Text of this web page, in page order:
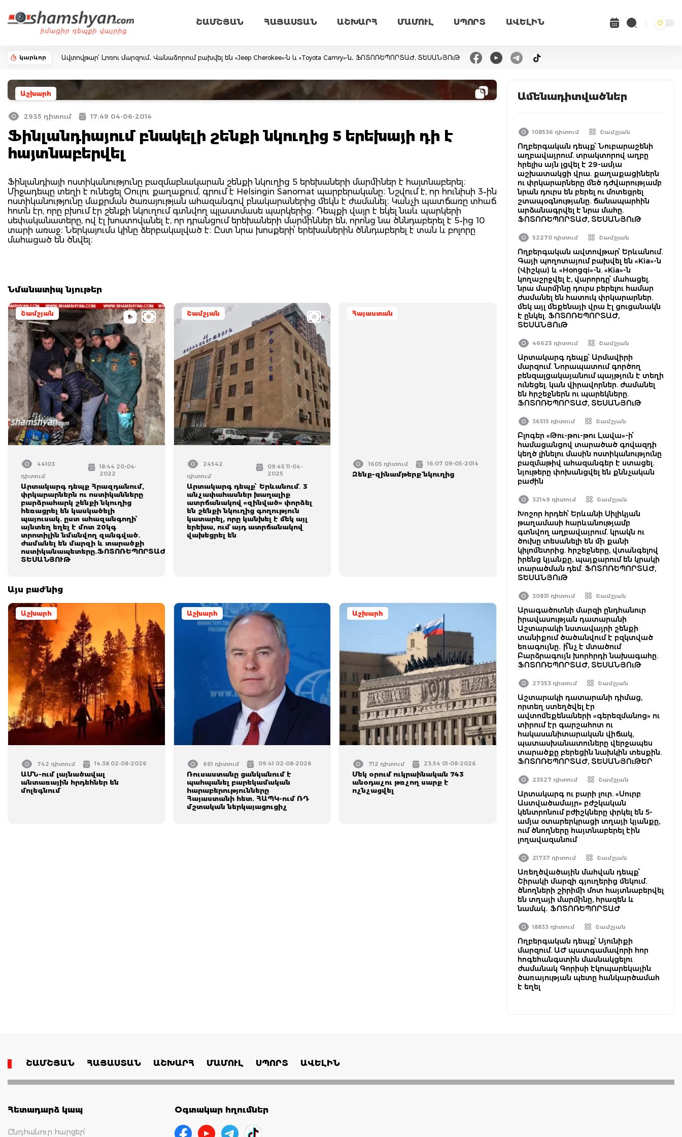
ՇԱՄՇՅԱՆ ՀԱՅԱՍՏԱՆ ԱՇԽԱՐՀ ՄԱՄՈՒԼ ՍՊՈՐՏ ԱՎԵԼԻՆ
կարևոր Ավտովթար՝ Լոռու մարզում․ Վանաձորում բախվել են «Jeep Cherokee»-ն և «Toyota Camry»-ն․ ՖՈՏՈՌԵՊՈՐՏԱԺ, ՏԵՍԱՆՅՈւԹ
Աշխարհ
2935 դիտում 17:49 04-06-2014
Ֆինլանդիայում բնակելի շենքի նկուղից 5 երեխայի դի է
հայտնաբերվել
Ֆինլանդիայի ոստիկանությունը բազմաբնակարան շենքի նկուղից 5 երեխաների մարմիներ է հայտնաբերել։
Միջադեպը տեղի է ունեցել Օուլու քաղաքում, գրում է Helsingin Sanomat պարբերականը։ Նշվում է, որ հունիսի 3֊ին
ոստիկանությունը մաքրման ծառայության ահազանգով բնակարաներից մեկն է ժամանել։ Կանչի պատճառը տհաճ
հոտն էր, որը բխում էր շենքի նկուղում գտնվող պլաստմասե պարկերից։ Դեպքի վայր է եկել նաև պարկերի
սեփականատերը, ով էլ խոստովանել է, որ դրանցում երեխաների մարմիններ են, որոնց նա ծննդաբերել է 5֊ից 10
տարի առաջ։ Ներկայումս կինը ձերբակալված է։ Ըստ նրա խոսքերի՝ երեխաներին ծննդաբերել է տան և բոլորը
մահացած են ծնվել։
Նմանատիպ նյութեր
Շամշյան
44103
դիտում
18:44 20-04-
2022
Արտակարգ դեպք Հրազդանում,
փրկարարներն ու ոստիկանները
բարձրահարկ շենքի նկուղից
հեռացրել են կասկածելի
պայուսակ. ըստ ահազանգողի՝
այնտեղ եղել է մոտ 20կգ
տրոտիլին նմանվող զանգված.
ժամանել են մարզի և տարածքի
ոստիկանապետերը.ՖՈՏՈՌԵՊՈՐՏԱԺ,
ՏԵՍԱՆՅՈՒԹ
Շամշյան
24542
դիտում
09:45 11-04-
2025
Արտակարգ դեպք՝ Երևանում․ 3
անչափահասներ խաղալիք
ատրճանակով «զինված» փորձել
են շենքի նկուղից գողություն
կատարել, որը կանխել է մեկ այլ
երեխա, ում այդ ատրճանակով
վախեցրել են
Հայաստան
1605 դիտում 16:07 09-05-2014
Զենք-զինամթերք` նկուղից
Այս բաժնից
Աշխարհ
742 դիտում 14:38 02-08-2026
ԱՄՆ-ում լայնածավալ
անտառային հրդեհներ են
մոլեգնում
Աշխարհ
661 դիտում 09:41 02-08-2026
Ռուսաստանը ցանկանում է
պահպանել բարեկամական
հարաբերությունները
Հայաստանի հետ. ՀԱՊԿ-ում ՌԴ
մշտական ներկայացուցիչ
Աշխարհ
712 դիտում 23:54 01-08-2026
Մեկ օրում ուկրաինական 743
անօդաչու թռչող սարք է
ոչնչացվել
Ամենադիտվածներ
108536 դիտում Շամշյան
Ողբերգական դեպք՝ Նուբարաշենի
աղբավայրում. տրակտորով աղբը
հրելիս այն լցվել է 29-ամյա
աշխատակցի վրա. քաղաքացիներն
ու փրկարարները մեծ դժվարությամբ
նրան դուրս են բերել ու մոտեցրել
շտապօգնությանը. ճանապարհին
արձանագրվել է նրա մահը.
ՖՈՏՈՌԵՊՈՐՏԱԺ, ՏԵՍԱՆՅՈւԹ
52270 դիտում Շամշյան
Ողբերգական ավտովթար՝ Երևանում.
Գայի պողոտայում բախվել են «Kia»-ն
(Վիշկա) և «Hongqi»-ն. «Kia»-ն
կողաշրջվել է, վարորդը՝ մահացել.
նրա մարմինը դուրս բերելու համար
ժամանել են հատուկ փրկարարներ.
մեկ այլ մեքենայի վրա էլ ցուցանակն
է ընկել. ՖՈՏՈՌԵՊՈՐՏԱԺ,
ՏԵՍԱՆՅՈւԹ
46625 դիտում Շամշյան
Արտակարգ դեպք՝ Արմավիրի
մարզում. Նորապատում գործող
բենզալցակայանում պայթյուն է տեղի
ունեցել. կան վիրավորներ. ժամանել
են հրշեջներն ու պարեկները.
ՖՈՏՈՌԵՊՈՐՏԱԺ, ՏԵՍԱՆՅՈւԹ
36515 դիտում Շամշյան
Բլոգեր «Թու-թու-թու Լավա»-ի՝
համացանցով տարածած գովազդի
կեղծ լինելու մասին ոստիկանությունը
բազմաթիվ ահազանգեր է ստացել.
նյութերը փոխանցվել են քննչական
բաժին
32149 դիտում Շամշյան
Խոշոր հրդեհ՝ Երևանի Սիլիկյան
թաղամասի հարևանությամբ
գտնվող աղբավայրում. կրակն ու
ծուխը տեսանելի են մի քանի
կիլոմետրից. հրշեջները, վտանգելով
իրենց կյանքը, պայքարում են կրակի
տարածման դեմ. ՖՈՏՈՌԵՊՈՐՏԱԺ,
ՏԵՍԱՆՅՈւԹ
30831 դիտում Շամշյան
Արագածոտնի մարզի ընդհանուր
իրավասության դատարանի
Աշտարակի նստավայրի շենքի
տանիքում ծածանվում է բզկտված
եռագույնը․ ի՞նչ է մտածում
Բարձրագույն խորհրդի նախագահը.
ՖՈՏՈՌԵՊՈՐՏԱԺ, ՏԵՍԱՆՅՈւԹ
27353 դիտում Շամշյան
Աշտարակի դատարանի դիմաց,
որտեղ ստեղծվել էր
ավտոմեքենաների «գերեզմանոց» ու
տիրում էր գարշահոտ ու
հակասանիտարական վիճակ,
պատասխանատուները վերջապես
տարածքը բերեցին նախկին տեսքին.
ՖՈՏՈՌԵՊՈՐՏԱԺ, ՏԵՍԱՆՅՈւԹԵՐ
23527 դիտում Շամշյան
Արտակարգ ու բարի լուր. «Սուրբ
Աստվածամայր» բժշկական
կենտրոնում բժիշկները փրկել են 5-
ամյա օտարերկրացի տղայի կյանքը,
ում ծնողները հայտնաբերել էին
լողավազանում
21737 դիտում Շամշյան
Առեղծվածային մահվան դեպք՝
Շիրակի մարզի գյուղերից մեկում․
ծնողների շիրիմի մոտ հայտնաբերվել
են տղայի մարմինը, հրազեն և
նամակ․ ՖՈՏՈՌԵՊՈՐՏԱԺ
18833 դիտում Շամշյան
Ողբերգական դեպք՝ Սյունիքի
մարզում. ԱԺ պատգամավորի հոր
հոգեհանգստին մասնակցելու
ժամանակ Գորիսի էկոպարեկային
ծառայության պետը հանկարծամահ
է եղել
ՇԱՄՇՅԱՆ ՀԱՅԱՍՏԱՆ ԱՇԽԱՐՀ ՄԱՄՈՒԼ ՍՊՈՐՏ ԱՎԵԼԻՆ
Հետադարձ կապ
Ընդհանուր հարցեր՝
Օգտակար հղումներ